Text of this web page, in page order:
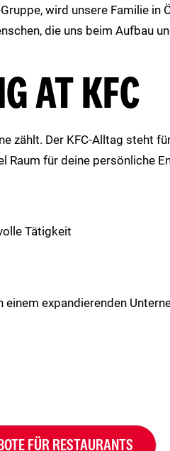
wird unsere Familie in
die uns beim Aufbau
AT KFC
zählt. Der KFC-Alltag steht
Raum für deine persönliche
Tätigkeit
expandierenden
FÜR RESTAURANTS